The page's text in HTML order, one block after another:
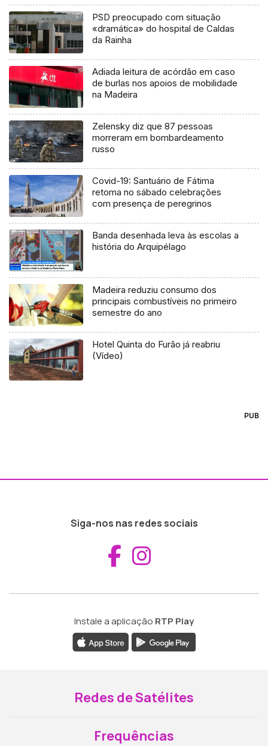
PSD preocupado com situação
«dramática» do hospital de Caldas
da Rainha
Adiada leitura de acórdão em caso
de burlas nos apoios de mobilidade
na Madeira
Zelensky diz que 87 pessoas
morreram em bombardeamento
russo
Covid-19: Santuário de Fátima
retoma no sábado celebrações
com presença de peregrinos
Banda desenhada leva às escolas a
história do Arquipélago
Madeira reduziu consumo dos
principais combustíveis no primeiro
semestre do ano
Hotel Quinta do Furão já reabriu
(Vídeo)
PUB
Siga-nos nas redes sociais
Aceder ao
Instale a aplicação RTP Play
Redes de Satélites
Frequências